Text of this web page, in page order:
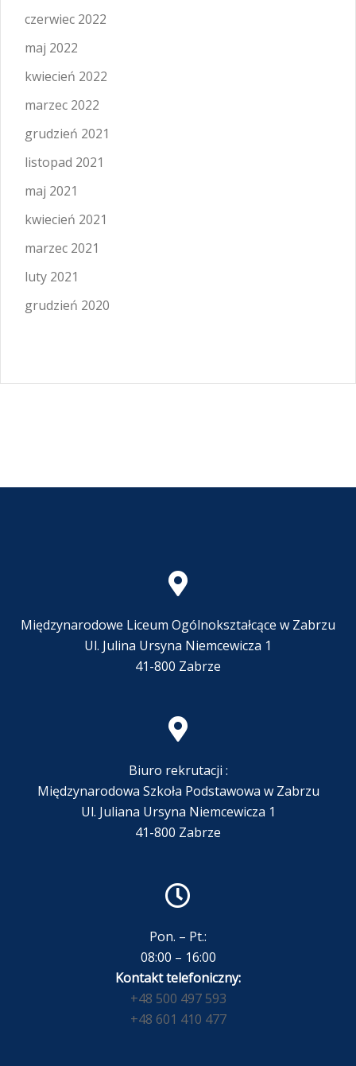
czerwiec 2022
maj 2022
kwiecień 2022
marzec 2022
grudzień 2021
listopad 2021
maj 2021
kwiecień 2021
marzec 2021
luty 2021
grudzień 2020
Międzynarodowe Liceum Ogólnokształcące w Zabrzu
Ul. Julina Ursyna Niemcewicza 1
41-800 Zabrze
Biuro rekrutacji :
Międzynarodowa Szkoła Podstawowa w Zabrzu
Ul. Juliana Ursyna Niemcewicza 1
41-800 Zabrze
Pon. – Pt.:
08:00 – 16:00
Kontakt telefoniczny:
+48 500 497 593
+48 601 410 477